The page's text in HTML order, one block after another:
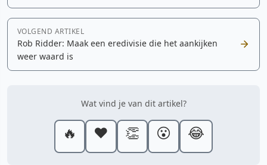
VOLGEND ARTIKEL
Rob Ridder: Maak een eredivisie die het aankijken
weer waard is
Wat vind je van dit artikel?
🔥 ❤️ 👏 😮 😂